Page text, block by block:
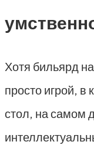
Хотя бильярд
просто игрой,
стол, на самом